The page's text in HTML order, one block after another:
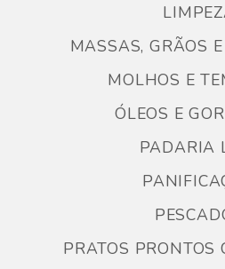
MASSAS, GRÃOS
MOLHOS E
ÓLEOS E
PADARIA
PRATOS PRONTOS